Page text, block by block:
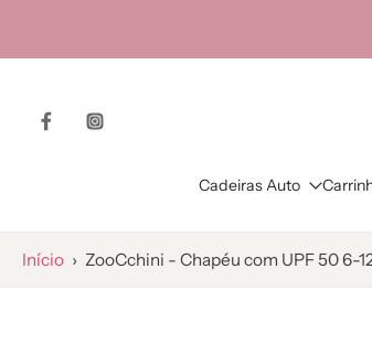
Cadeiras Auto
Início › ZooCchini - Chapéu com UPF 50 6-